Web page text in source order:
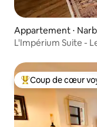
Appartement ⋅
L'Impérium Suite -
Coups de cœur
Coup de cœur